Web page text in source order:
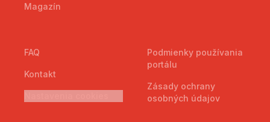
Magazín
FAQ
Kontakt
Podmienky používania
portálu
Zásady ochrany
osobných údajov